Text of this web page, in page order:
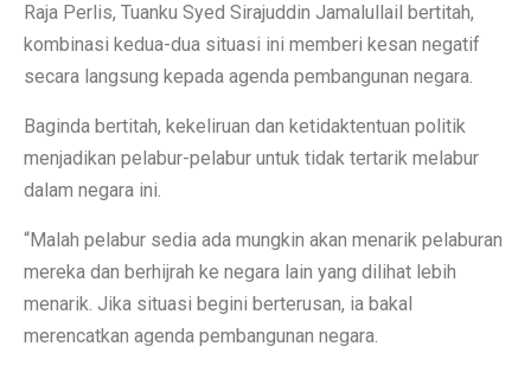
Raja Perlis, Tuanku Syed Sirajuddin Jamalullail bertitah,
kombinasi kedua-dua situasi ini memberi kesan negatif
secara langsung kepada agenda pembangunan negara.
Baginda bertitah, kekeliruan dan ketidaktentuan politik
menjadikan pelabur-pelabur untuk tidak tertarik melabur
dalam negara ini.
“Malah pelabur sedia ada mungkin akan menarik pelaburan
mereka dan berhijrah ke negara lain yang dilihat lebih
menarik. Jika situasi begini berterusan, ia bakal
merencatkan agenda pembangunan negara.